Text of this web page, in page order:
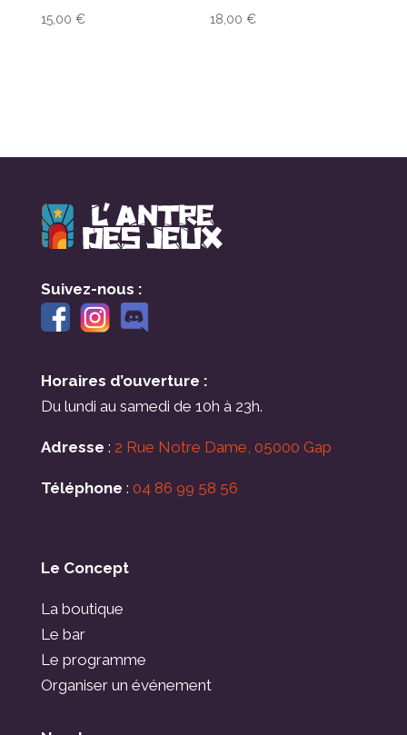
15,00 € 18,00€
Suivez-nous :
Horaires d’ouverture :
Du lundi au samedi de 10h à 23h.
Adresse : 2 Rue Notre Dame, 05000 Gap
Téléphone : 04 86 99 58 56
Le Concept
La boutique
Le bar
Le programme
Organiser un événement